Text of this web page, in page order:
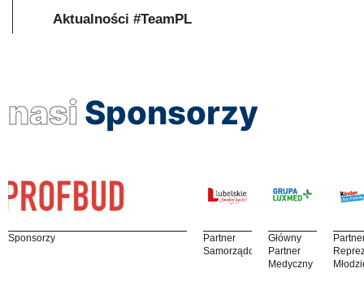
Aktualności #TeamPL
nasi Sponsorzy
Sponsorzy
Partner
Samorządowy
Główny
Partner
Medyczny